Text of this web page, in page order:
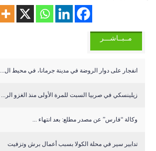
مــبــاشـــر
انفجار على دوار الروضة في مدينة جرمانا، في محيط ال...
زيلينسكي في صربيا السبت للمرة الأولى منذ الغزو الر...
وكالة “فارس” عن مصدر مطلع: بعد انتهاء ...
تدابير سير في محلة الكولا بسبب أعمال برش وتزفيت